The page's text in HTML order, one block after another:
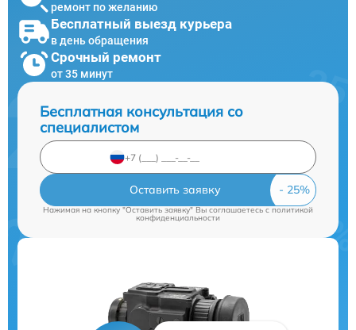
ремонт по желанию
Бесплатный выезд курьера
в день обращения
Срочный ремонт
от 35 минут
Бесплатная консультация со
специалистом
Оставить заявку
Нажимая на кнопку "Оставить заявку" Вы соглашаетесь cполитикой
конфиденциальности